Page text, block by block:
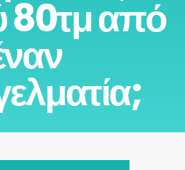
80τμ από